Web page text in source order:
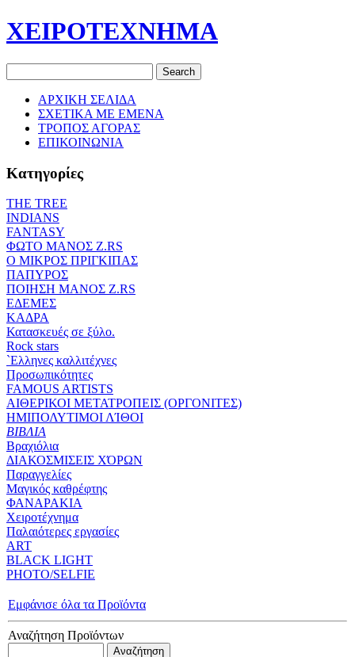
ΧΕΙΡΟΤΕΧΝΗΜΑ
ΑΡΧΙΚΗ ΣΕΛΙΔΑ
ΣΧΕΤΙΚΑ ΜΕ ΕΜΕΝΑ
ΤΡΟΠΟΣ ΑΓΟΡΑΣ
ΕΠΙΚΟΙΝΩΝΙΑ
Κατηγορίες
THE TREE
ΙΝDIANS
FANTASY
ΦΩΤΟ ΜΑΝΟΣ Ζ.RS
O ΜΙΚΡΟΣ ΠΡΙΓΚΙΠΑΣ
ΠΑΠΥΡΟΣ
ΠΟΙΗΣΗ ΜΑΝΟΣ Ζ.RS
ΕΔΕΜΕΣ
ΚΑΔΡΑ
Κατασκευές σε ξύλο.
Rock stars
`Eλληνες καλλιτέχνες
Προσωπικότητες
FAMOUS ARTISTS
ΑΙΘΕΡΙΚΟΙ ΜΕΤΑΤΡΟΠΕΙΣ (ΟΡΓΟΝΙΤΕΣ)
ΗΜΙΠΟΛΥΤΙΜΟΙ ΛΊΘΟΙ
ΒΙΒΛΙΑ
Βραχιόλια
ΔΙΑΚΟΣΜΙΣΕΙΣ ΧΌΡΩΝ
Παραγγελίες
Μαγικός καθρέφτης
ΦΑΝΑΡΑΚΙΑ
Xειροτέχνημα
Παλαιότερες εργασίες
ART
BLACK LIGHT
PHOTO/SELFIE
Εμφάνισε όλα τα Προϊόντα
Αναζήτηση Προϊόντων